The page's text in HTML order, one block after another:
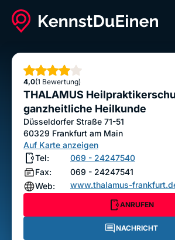
THALAMUS Heilpraktikerschule
Heilkunde
ANRUFEN
Bewertung abgeben
4,0
Sterne
(1 Bewertung)
THALAMUS
ganzheitliche Heilkunde
Düsseldorfer Straße 71-51
60329 Frankfurt am Main
Auf Karte anzeigen
Tel:
069 - 24247540
Fax:
069 - 24247541
Web:
www.thalamus-
ANRUFEN
NACHRICHT